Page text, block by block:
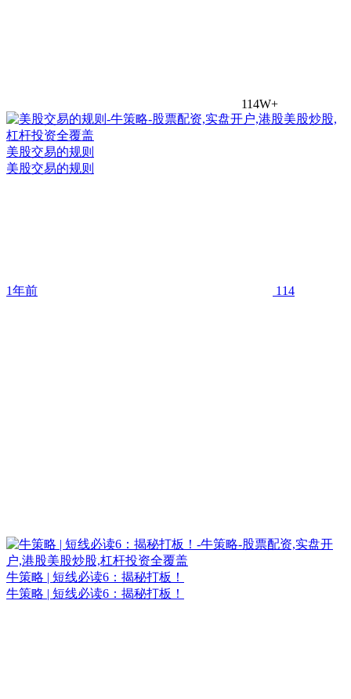
114W+
美股交易的规则
美股交易的规则
1年前 114
牛策略 | 短线必读6：揭秘打板！
牛策略 | 短线必读6：揭秘打板！